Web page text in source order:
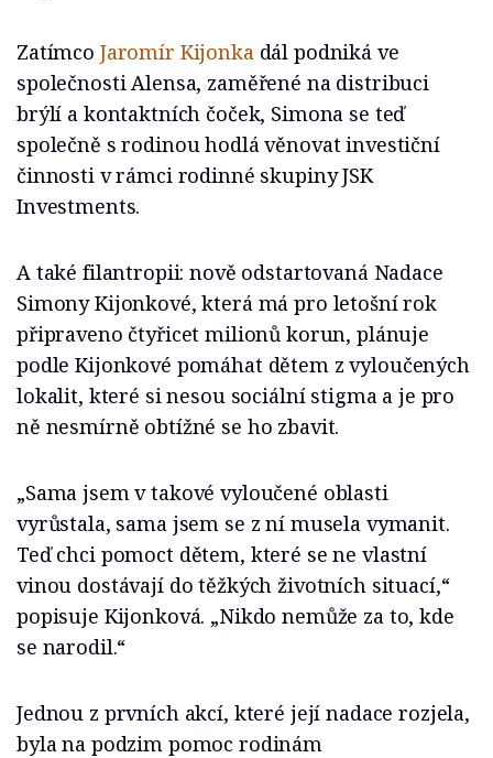
Zatímco Jaromír Kijonkadál podniká ve
společnosti Alensa, zaměřené na distribuci
brýlí a kontaktních čoček, Simona se teď
společně s rodinou hodlá věnovat investiční
činnosti v rámci rodinné skupiny JSK
Investments.
A také filantropii: nově odstartovaná Nadace
Simony Kijonkové, která má pro letošní rok
připraveno čtyřicet milionů korun, plánuje
podle Kijonkové pomáhat dětem z vyloučených
lokalit, které si nesou sociální stigma a je pro
ně nesmírně obtížné se ho zbavit.
„Sama jsem v takové vyloučené oblasti
vyrůstala, sama jsem se z ní musela vymanit.
Teď chci pomoct dětem, které se ne vlastní
vinou dostávají do těžkých životních situací,“
popisuje Kijonková. „Nikdo nemůže za to, kde
se narodil.“
Jednou z prvních akcí, které její nadace rozjela,
byla na podzim pomoc rodinám